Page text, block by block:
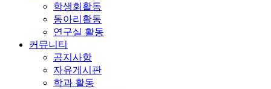
학생회활동
동아리활동
연구실 활동
커뮤니티
공지사항
자유게시판
학과 활동